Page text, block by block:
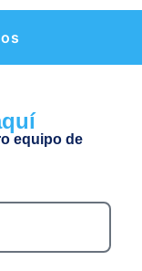
equipo de